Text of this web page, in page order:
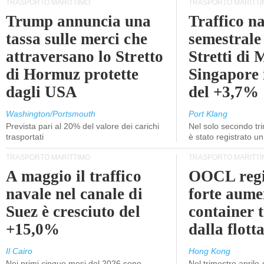
TRASPORTO MARITTIMO
Trump annuncia una
tassa sulle merci che
attraversano lo Stretto
di Hormuz protette
dagli USA
Washington/Portsmouth
Prevista pari al 20% del valore dei carichi
trasportati
TRASPORTO
Traffico
Stretti di
del +3,7%
Port Klang
Nel solo secondo
è stato registrato
TRASPORTO MARITTIMO
A maggio il traffico
navale nel canale di
Suez è cresciuto del
+15,0%
Il Cairo
TRASPORTO
OOCL
forte
container
dalla
Hong Kong